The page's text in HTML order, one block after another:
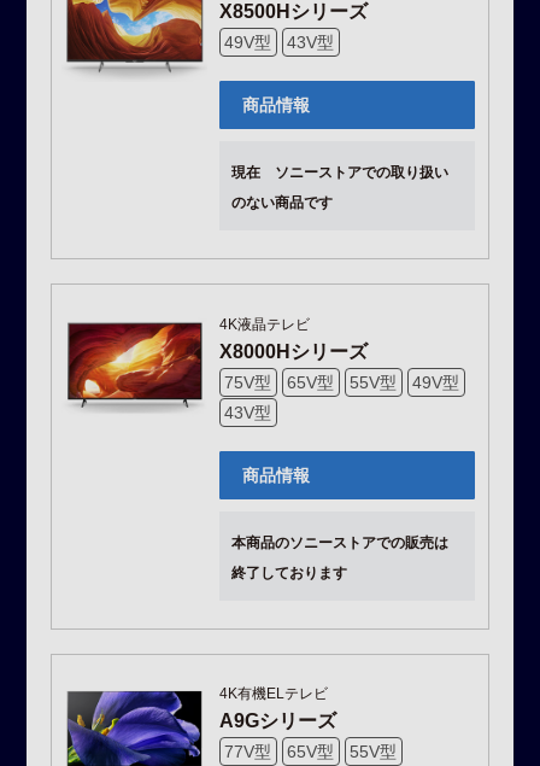
X8500Hシリーズ
49V型 43V型
商品情報
現在 ソニーストアでの取り扱い
のない商品です
4K液晶テレビ
X8000Hシリーズ
75V型 65V型 55V型
49V型
43V型
商品情報
本商品のソニーストアでの販売は
終了しております
4K有機ELテレビ
A9Gシリーズ
77V型 65V型 55V型